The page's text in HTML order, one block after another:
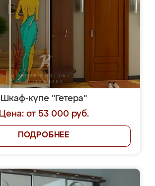
Шкаф-купе "Гетера"
Цена: от 53 000 руб.
ПОДРОБНЕЕ